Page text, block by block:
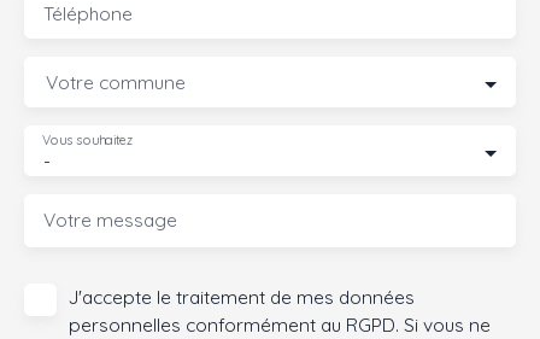
Téléphone
Votre commune
-
Vous souhaitez
Votre message
J'accepte le traitement de mes données
personnelles conformément au RGPD. Si vous ne